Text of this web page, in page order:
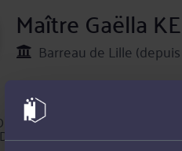
Maître Gaëlla
Barreau de Lille
Maître Gaëlla KERRAR
immobilier.